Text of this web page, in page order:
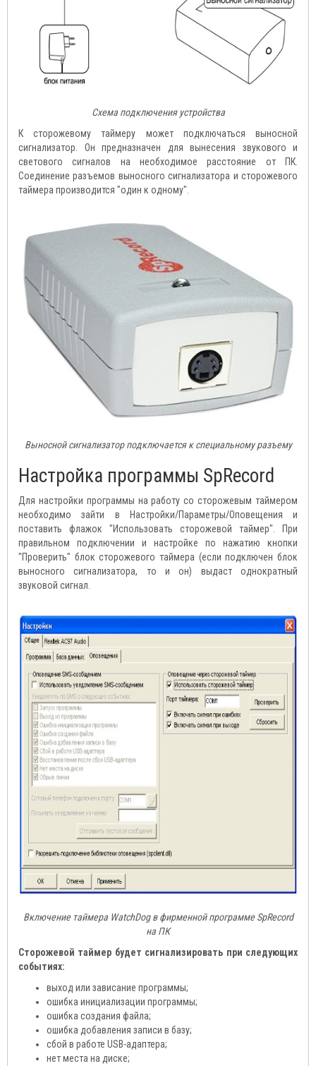
Схема подключения устройства
К сторожевому таймеру может подключаться выносной
сигнализатор. Он предназначен для вынесения звукового и
светового сигналов на необходимое расстояние от ПК.
Соединение разъемов выносного сигнализатора и сторожевого
таймера производится "один к одному".
Выносной сигнализатор подключается к специальному разъему
Настройка программы SpRecord
Для настройки программы на работу со сторожевым таймером
необходимо зайти в Настройки/Параметры/Оповещения и
поставить флажок "Использовать сторожевой таймер". При
правильном подключении и настройке по нажатию кнопки
"Проверить" блок сторожевого таймера (если подключен блок
выносного сигнализатора, то и он) выдаст однократный
звуковой сигнал.
Включение таймера WatchDog в фирменной программе SpRecord
на ПК
Сторожевой таймер будет сигнализировать при следующих
событиях:
выход или зависание программы;
ошибка инициализации программы;
ошибка создания файла;
ошибка добавления записи в базу;
сбой в работе USB-адаптера;
нет места на диске;